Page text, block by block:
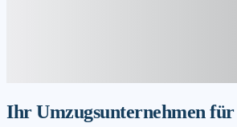
Ihr Umzugsunternehmen